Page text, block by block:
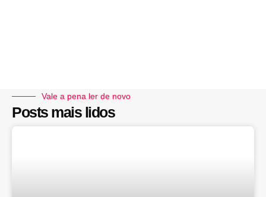
Vale a pena ler de novo
Posts mais lidos